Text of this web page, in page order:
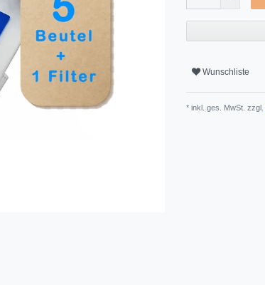
Wunschliste
* inkl. ges. MwSt. zzgl.